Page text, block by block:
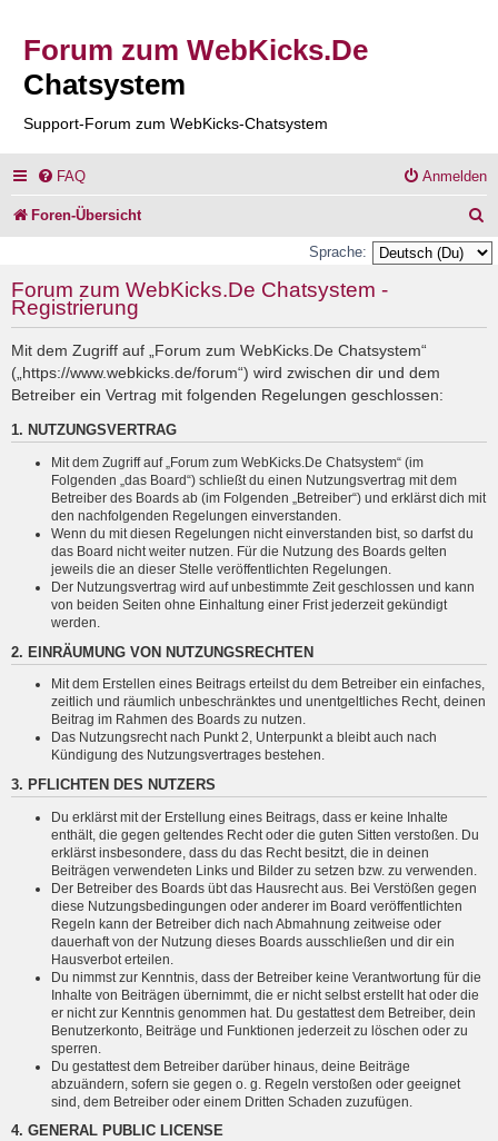
Forum zum WebKicks.De
Chatsystem
Support-Forum zum WebKicks-Chatsystem
FAQ Anmelden
Foren-Übersicht
u
Sprache:
Forum zum WebKicks.De Chatsystem -
Registrierung
Mit dem Zugriff auf „Forum zum WebKicks.De Chatsystem“
(„https://www.webkicks.de/forum“) wird zwischen dir und dem
Betreiber ein Vertrag mit folgenden Regelungen geschlossen:
1. NUTZUNGSVERTRAG
Mit dem Zugriff auf „Forum zum WebKicks.De Chatsystem“ (im
Folgenden „das Board“) schließt du einen Nutzungsvertrag mit dem
Betreiber des Boards ab (im Folgenden „Betreiber“) und erklärst dich mit
den nachfolgenden Regelungen einverstanden.
Wenn du mit diesen Regelungen nicht einverstanden bist, so darfst du
das Board nicht weiter nutzen. Für die Nutzung des Boards gelten
jeweils die an dieser Stelle veröffentlichten Regelungen.
Der Nutzungsvertrag wird auf unbestimmte Zeit geschlossen und kann
von beiden Seiten ohne Einhaltung einer Frist jederzeit gekündigt
werden.
2. EINRÄUMUNG VON NUTZUNGSRECHTEN
Mit dem Erstellen eines Beitrags erteilst du dem Betreiber ein einfaches,
zeitlich und räumlich unbeschränktes und unentgeltliches Recht, deinen
Beitrag im Rahmen des Boards zu nutzen.
Das Nutzungsrecht nach Punkt 2, Unterpunkt a bleibt auch nach
Kündigung des Nutzungsvertrages bestehen.
3. PFLICHTEN DES NUTZERS
Du erklärst mit der Erstellung eines Beitrags, dass er keine Inhalte
enthält, die gegen geltendes Recht oder die guten Sitten verstoßen. Du
erklärst insbesondere, dass du das Recht besitzt, die in deinen
Beiträgen verwendeten Links und Bilder zu setzen bzw. zu verwenden.
Der Betreiber des Boards übt das Hausrecht aus. Bei Verstößen gegen
diese Nutzungsbedingungen oder anderer im Board veröffentlichten
Regeln kann der Betreiber dich nach Abmahnung zeitweise oder
dauerhaft von der Nutzung dieses Boards ausschließen und dir ein
Hausverbot erteilen.
Du nimmst zur Kenntnis, dass der Betreiber keine Verantwortung für die
Inhalte von Beiträgen übernimmt, die er nicht selbst erstellt hat oder die
er nicht zur Kenntnis genommen hat. Du gestattest dem Betreiber, dein
Benutzerkonto, Beiträge und Funktionen jederzeit zu löschen oder zu
sperren.
Du gestattest dem Betreiber darüber hinaus, deine Beiträge
abzuändern, sofern sie gegen o. g. Regeln verstoßen oder geeignet
sind, dem Betreiber oder einem Dritten Schaden zuzufügen.
4. GENERAL PUBLIC LICENSE